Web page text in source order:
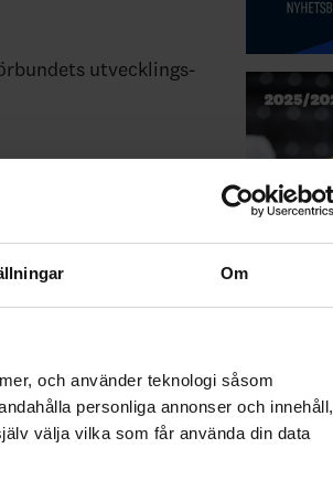
Om
och använder teknologi såsom
personliga annonser och innehåll,
välja vilka som får använda din data
utvecklings-